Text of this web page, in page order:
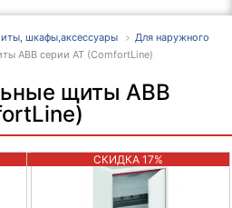
шкафы,аксессуары
Для наружного
ABB серии AT (ComfortLine)
щиты ABB
СКИДКА 17%